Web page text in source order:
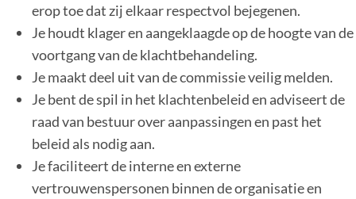
erop toe dat zij elkaar respectvol bejegenen.
Je houdt klager en aangeklaagde op de hoogte van de
voortgang van de klachtbehandeling.
Je maakt deel uit van de commissie veilig melden.
Je bent de spil in het klachtenbeleid en adviseert de
raad van bestuur over aanpassingen en past het
beleid als nodig aan.
Je faciliteert de interne en externe
vertrouwenspersonen binnen de organisatie en